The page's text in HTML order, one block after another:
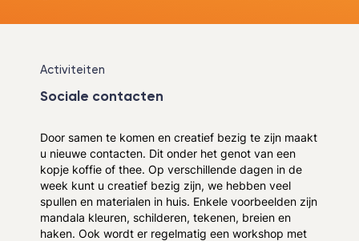
Activiteiten
Sociale contacten
Door samen te komen en creatief bezig te zijn maakt
u nieuwe contacten. Dit onder het genot van een
kopje koffie of thee. Op verschillende dagen in de
week kunt u creatief bezig zijn, we hebben veel
spullen en materialen in huis. Enkele voorbeelden zijn
mandala kleuren, schilderen, tekenen, breien en
haken. Ook wordt er regelmatig een workshop met